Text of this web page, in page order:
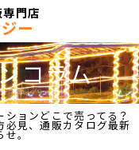
門店
ー
コラム
ションどこで売ってる？
必見、通販カタログ最新
せ。